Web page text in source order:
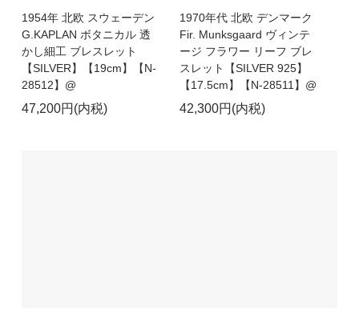
1954年 北欧 スウェーデン
G.KAPLAN ボタニカル 透
かし細工 ブレスレット
【SILVER】【19cm】【N-
28512】@
47,200円(内税)
1970年代 北欧 デンマーク
Fir. Munksgaard ヴィンテ
ージ フラワー リーフ ブレ
スレット【SILVER 925】
【17.5cm】【N-28511】@
42,300円(内税)